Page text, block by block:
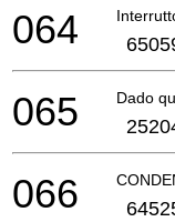
064
Dado
065
066